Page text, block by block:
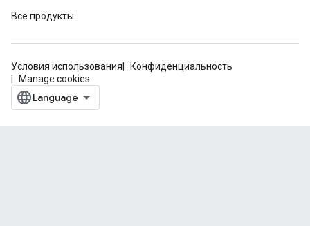
Все продукты
Условия использования
Конфиденциальность
Manage cookies